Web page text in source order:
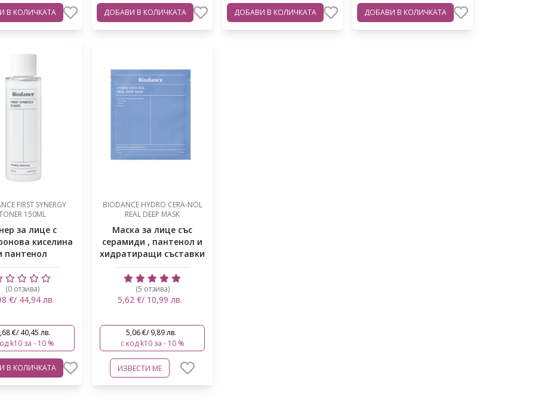
В КОЛИЧКАТА ДОБАВИ В КОЛИЧКАТА ДОБАВИ В КОЛИЧКАТА ДОБАВИ В КОЛИЧКАТА
FIRST SYNERGY
150ML
за лице с
киселина
пантенол
(0 отзива)
€/ 44,94 лв.
€/ 40,45 лв.
k10 за - 10 %
В КОЛИЧКАТА
BIODANCE HYDRO CERA-NOL
REAL DEEP MASK
Маска за лице със
серамиди , пантенол и
хидратиращи съставки
(5 отзива)
5,62 €/ 10,99 лв.
5,06 €/ 9,89 лв.
с код k10 за - 10 %
ИЗВЕСТИ МЕ